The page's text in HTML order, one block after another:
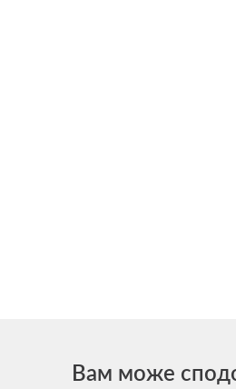
Вам може